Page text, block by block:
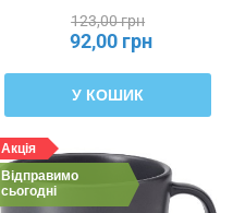
123,00 грн
92,00 грн
У КОШИК
Акція
Відправимо
сьогодні